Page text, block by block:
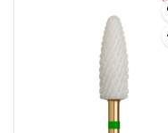
rapida del materiale.